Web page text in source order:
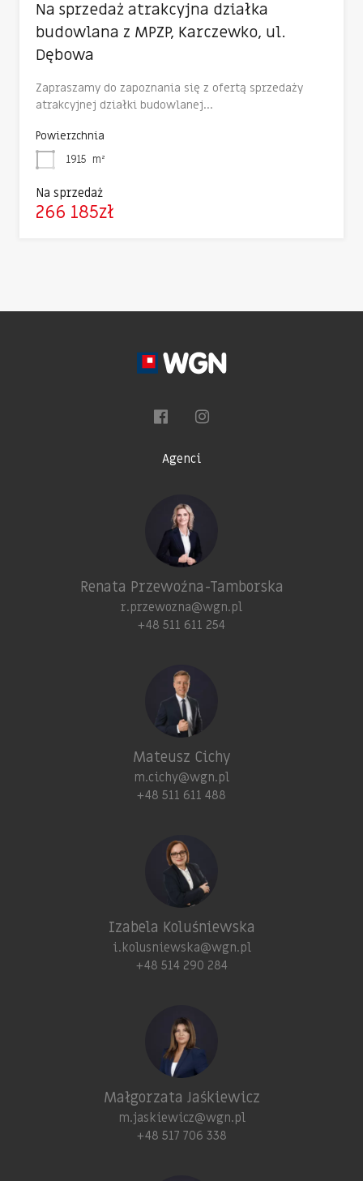
Na sprzedaż atrakcyjna działka
budowlana z MPZP, Karczewko, ul.
Dębowa
Zapraszamy do zapoznania się z ofertą sprzedaży
atrakcyjnej działki budowlanej…
Powierzchnia
1915 m²
Na sprzedaż
266 185zł
Agenci
Renata Przewoźna-Tamborska
r.przewozna@wgn.pl
+48 511 611 254
Mateusz Cichy
m.cichy@wgn.pl
+48 511 611 488
Izabela Koluśniewska
i.kolusniewska@wgn.pl
+48 514 290 284
Małgorzata Jaśkiewicz
m.jaskiewicz@wgn.pl
+48 517 706 338